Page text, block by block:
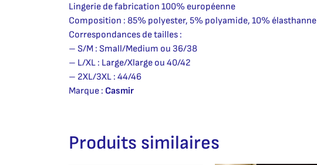
Lingerie de fabrication 100% européenne
Composition : 85% polyester, 5% polyamide, 10% élasthanne
Correspondances de tailles :
– S/M : Small/Medium ou 36/38
– L/XL : Large/Xlarge ou 40/42
– 2XL/3XL : 44/46
Marque : Casmir
Produits similaires